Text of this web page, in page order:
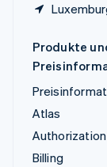
Produkte
Atlas
Billing